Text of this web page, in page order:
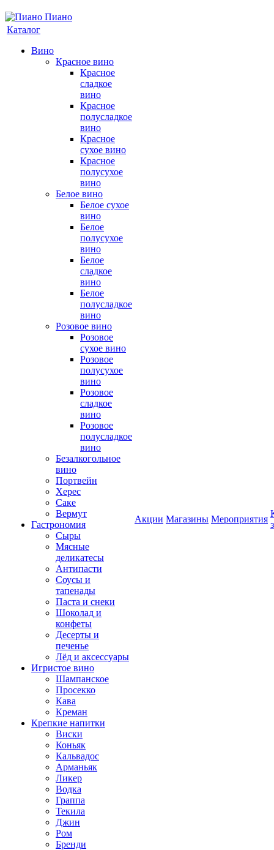
Каталог
Вино
Красное вино
Красное
сладкое
вино
Красное
полусладкое
вино
Красное
сухое вино
Красное
полусухое
вино
Белое вино
Белое сухое
вино
Белое
полусухое
вино
Белое
сладкое
вино
Белое
полусладкое
вино
Розовое вино
Розовое
сухое вино
Розовое
полусухое
вино
Розовое
сладкое
вино
Розовое
полусладкое
вино
Безалкогольное
вино
Портвейн
Херес
Саке
Вермут
Гастрономия
Сыры
Мясные
деликатесы
Антипасти
Соусы и
тапенады
Паста и снеки
Шоколад и
конфеты
Десерты и
печенье
Лёд и аксессуары
Игристое вино
Шампанское
Просекко
Кава
Креман
Крепкие напитки
Виски
Коньяк
Кальвадос
Арманьяк
Ликер
Водка
Граппа
Текила
Джин
Ром
Бренди
Акции Магазины Мероприятия